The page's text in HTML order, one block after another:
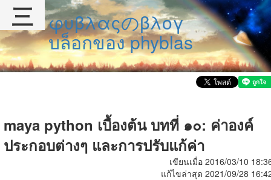
φυβλαςのβλογ
บล็อกของ phyblas
maya python เบื้องต้น บทที่ ๑๐: ค่าองค์
ประกอบต่างๆ และการปรับแก้ค่า
เขียนเมื่อ 2016/03/10
แก้ไขล่าสุด 2021/09/28
三